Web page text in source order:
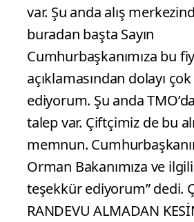
var. Şu anda alış
buradan başta Sayın
Cumhurbaşkanımıza bu
açıklamasından dolayı
ediyorum. Şu anda
talep var. Çiftçimiz de bu
memnun.
Orman Bakanımıza ve
teşekkür ediyorum” dedi.
RANDEVU ALMADAN